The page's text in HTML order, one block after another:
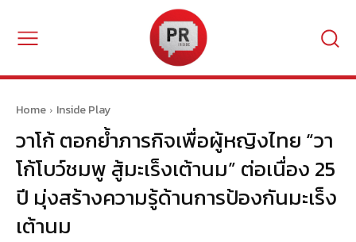
Home Inside Play
วาโก้ ตอกย้ำภารกิจเพื่อผู้หญิงไทย “วา
โก้โบว์ชมพู สู้มะเร็งเต้านม” ต่อเนื่อง 25
ปี มุ่งสร้างความรู้ด้านการป้องกันมะเร็ง
เต้านม